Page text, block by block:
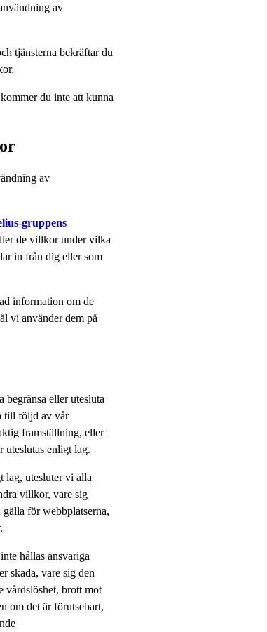
av
tjänsterna bekräftar du
du inte att kunna
av
gruppens
de villkor under vilka
in från dig eller som
information om de
vi använder dem på
eller utesluta
till följd av vår
framställning, eller
uteslutas enligt lag.
lag, utesluter vi alla
villkor, vare sig
för webbplatserna,
hållas ansvariga
skada, vare sig den
vårdslöshet, brott mot
om det är förutsebart,